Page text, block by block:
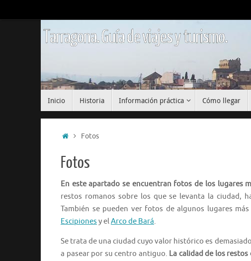
al
Tarragona. Guía de viajes y turismo.
Inicio Historia Información práctica Cómo llegar
InicioFotos
Fotos
En este apartado se encuentran fotos de los lugares
restos romanos sobre los que se levanta la ciudad,
También se pueden ver fotos de algunos lugares
Escipiones y elArco de Bará.
Se trata de una ciudad cuyo valor histórico es
a pasear por su centro antiguo. La calidad de los